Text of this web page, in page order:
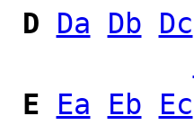
D
Da Db Dc
E
Ea Eb Ec